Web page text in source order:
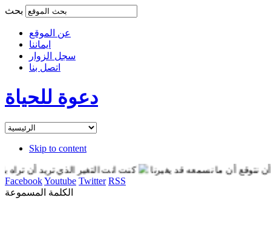
عن الموقع
ايماننا
سجل الزوار
اتصل بنا
دعوة للحياة
Skip to content
أن ما نسمعه قد يغيرنا
كنت انت التغير الذي تريد أن تراه
FacebookYoutube Twitter RSS
الكلمة المسموعة